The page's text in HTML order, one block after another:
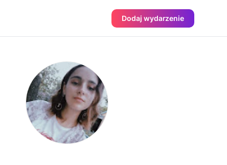
Dodaj wydarzenie